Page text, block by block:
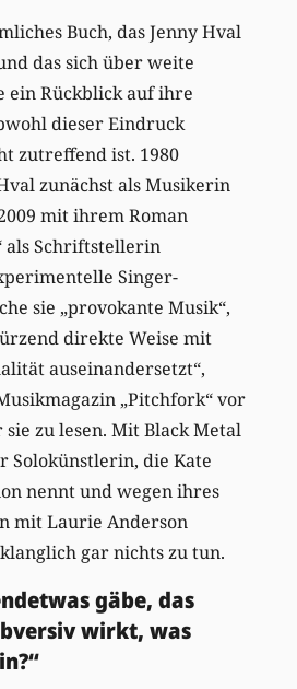
Buch, das Jenny Hval
das sich über weite
ein Rückblick auf ihre
dieser Eindruck
zutreffend ist. 1980
zunächst als Musikerin
mit ihrem Roman
als Schriftstellerin
Singer-
sie „provokante Musik“,
direkte Weise mit
auseinandersetzt“,
„Pitchfork“ vor
zu lesen. Mit Black Metal
Solokünstlerin, die Kate
nennt und wegen ihres
mit Laurie Anderson
gar nichts zu tun.
gäbe, das
wirkt, was